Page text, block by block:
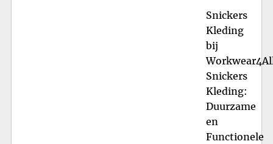
Snickers
Kleding
bij
Snickers
Kleding:
Duurzame
en
Functionele